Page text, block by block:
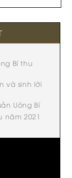
Bí thu
và sinh lời
Uông Bí
năm 2021